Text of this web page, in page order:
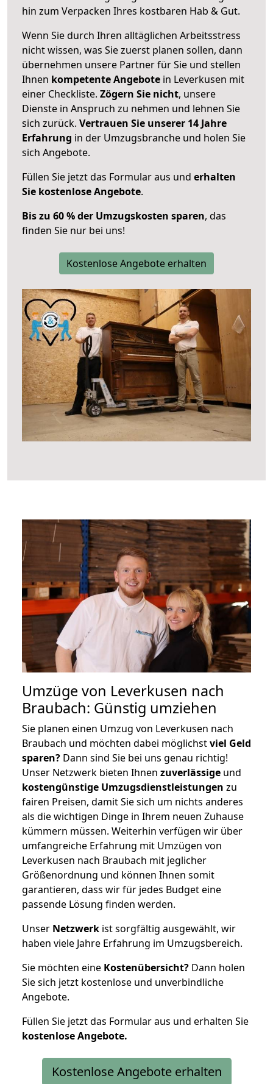
hin zum Verpacken Ihres kostbaren Hab & Gut.
Wenn Sie durch Ihren alltäglichen Arbeitsstress
nicht wissen, was Sie zuerst planen sollen, dann
übernehmen unsere Partner für Sie und stellen
Ihnen kompetente Angebote in Leverkusen mit
einer Checkliste. Zögern Sie nicht, unsere
Dienste in Anspruch zu nehmen und lehnen Sie
sich zurück. Vertrauen Sie unserer 14 Jahre
Erfahrung in der Umzugsbranche und holen Sie
sich Angebote.
Füllen Sie jetzt das Formular aus und erhalten
Sie kostenlose Angebote.
Bis zu 60 % der Umzugskosten sparen, das
finden Sie nur bei uns!
Kostenlose Angebote erhalten
Umzüge von Leverkusen nach
Braubach: Günstig umziehen
Sie planen einen Umzug von Leverkusen nach
Braubach und möchten dabei möglichstviel Geld
sparen? Dann sind Sie bei uns genau richtig!
Unser Netzwerk bieten Ihnen zuverlässige und
kostengünstige Umzugsdienstleistungen zu
fairen Preisen, damit Sie sich um nichts anderes
als die wichtigen Dinge in Ihrem neuen Zuhause
kümmern müssen. Weiterhin verfügen wir über
umfangreiche Erfahrung mit Umzügen von
Leverkusen nach Braubach mit jeglicher
Größenordnung und können Ihnen somit
garantieren, dass wir für jedes Budget eine
passende Lösung finden werden.
Unser Netzwerk ist sorgfältig ausgewählt, wir
haben viele Jahre Erfahrung im Umzugsbereich.
Sie möchten eine Kostenübersicht? Dann holen
Sie sich jetzt kostenlose und unverbindliche
Angebote.
Füllen Sie jetzt das Formular aus und erhalten Sie
kostenloseAngebote.
Kostenlose Angebote erhalten